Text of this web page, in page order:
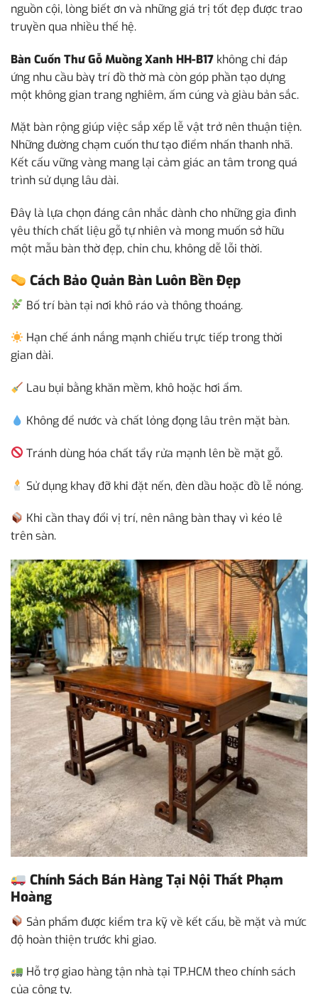
nguồn cội, lòng biết ơn và những giá trị tốt đẹp được trao
truyền qua nhiều thế hệ.
Bàn Cuốn Thư Gỗ Muồng Xanh HH-B17 không chỉ đáp
ứng nhu cầu bày trí đồ thờ mà còn góp phần tạo dựng
một không gian trang nghiêm, ấm cúng và giàu bản sắc.
Mặt bàn rộng giúp việc sắp xếp lễ vật trở nên thuận tiện.
Những đường chạm cuốn thư tạo điểm nhấn thanh nhã.
Kết cấu vững vàng mang lại cảm giác an tâm trong quá
trình sử dụng lâu dài.
Đây là lựa chọn đáng cân nhắc dành cho những gia đình
yêu thích chất liệu gỗ tự nhiên và mong muốn sở hữu
một mẫu bàn thờ đẹp, chỉn chu, không dễ lỗi thời.
Cách Bảo Quản Bàn Luôn Bền Đẹp
Bố trí bàn tại nơi khô ráo và thông thoáng.
Hạn chế ánh nắng mạnh chiếu trực tiếp trong thời
gian dài.
Lau bụi bằng khăn mềm, khô hoặc hơi ẩm.
Không để nước và chất lỏng đọng lâu trên mặt bàn.
Tránh dùng hóa chất tẩy rửa mạnh lên bề mặt gỗ.
Sử dụng khay đỡ khi đặt nến, đèn dầu hoặc đồ lễ nóng.
Khi cần thay đổi vị trí, nên nâng bàn thay vì kéo lê
trên sàn.
Chính Sách Bán Hàng Tại Nội Thất Phạm
Hoàng
Sản phẩm được kiểm tra kỹ về kết cấu, bề mặt và mức
độ hoàn thiện trước khi giao.
Hỗ trợ giao hàng tận nhà tại TP.HCM theo chính sách
của công ty.